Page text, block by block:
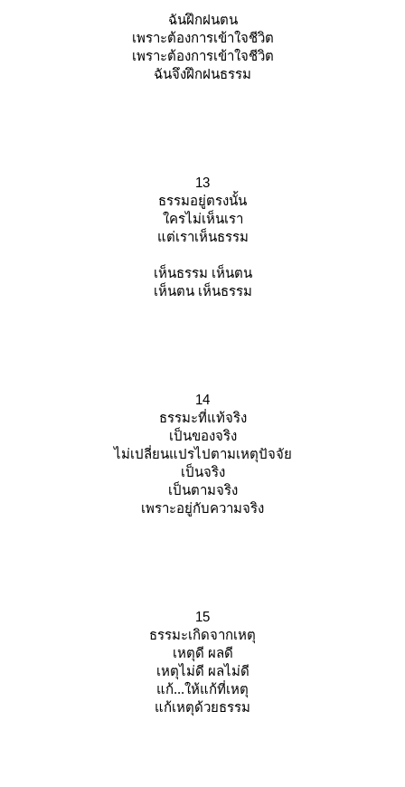
ฉันฝึกฝนตน
เพราะต้องการเข้าใจชีวิต
เพราะต้องการเข้าใจชีวิต
ฉันจึงฝึกฝนธรรม
13
ธรรมอยู่ตรงนั้น
ครไม่เห็นเรา
ต่เราเห็นธรรม
เห็นธรรม เห็นตน
เห็นตน เห็นธรรม
14
ธรรมะที่แท้จริง
เป็นของจริง
ไม่เปลี่ยนแปรไปตามเหตุปัจจั
เป็นจริง
เป็นตามจริง
เพราะอยู่กับความจริง
15
ธรรมะเกิดจากเหตุ
เหตุดี ผลดี
เหตุไม่ดี ผลไม่ดี
ก้...ให้แก้ที่เหตุ
ก้เหตุด้วยธรรม